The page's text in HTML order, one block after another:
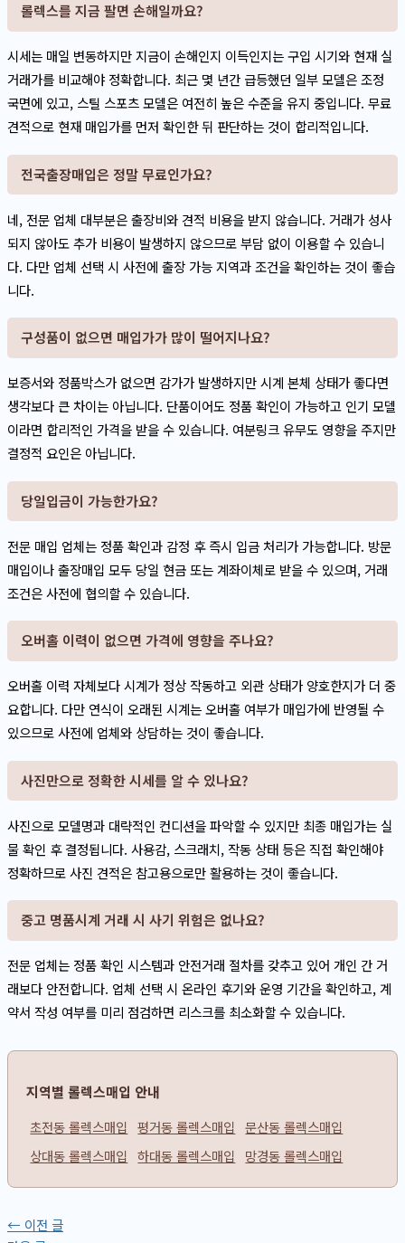
롤렉스를 지금 팔면 손해일까요?
시세는 매일 변동하지만 지금이 손해인지 이득인지는 구입 시기와 현재 실
거래가를 비교해야 정확합니다. 최근 몇 년간 급등했던 일부 모델은 조정
국면에 있고, 스틸 스포츠 모델은 여전히 높은 수준을 유지 중입니다. 무료
견적으로 현재 매입가를 먼저 확인한 뒤 판단하는 것이 합리적입니다.
전국출장매입은 정말 무료인가요?
네, 전문 업체 대부분은 출장비와 견적 비용을 받지 않습니다. 거래가 성사
되지 않아도 추가 비용이 발생하지 않으므로 부담 없이 이용할 수 있습니
다. 다만 업체 선택 시 사전에 출장 가능 지역과 조건을 확인하는 것이 좋습
니다.
구성품이 없으면 매입가가 많이 떨어지나요?
보증서와 정품박스가 없으면 감가가 발생하지만 시계 본체 상태가 좋다면
생각보다 큰 차이는 아닙니다. 단품이어도 정품 확인이 가능하고 인기 모델
이라면 합리적인 가격을 받을 수 있습니다. 여분링크 유무도 영향을 주지만
결정적 요인은 아닙니다.
당일입금이 가능한가요?
전문 매입 업체는 정품 확인과 감정 후 즉시 입금 처리가 가능합니다. 방문
매입이나 출장매입 모두 당일 현금 또는 계좌이체로 받을 수 있으며, 거래
조건은 사전에 협의할 수 있습니다.
오버홀 이력이 없으면 가격에 영향을 주나요?
오버홀 이력 자체보다 시계가 정상 작동하고 외관 상태가 양호한지가 더 중
요합니다. 다만 연식이 오래된 시계는 오버홀 여부가 매입가에 반영될 수
있으므로 사전에 업체와 상담하는 것이 좋습니다.
사진만으로 정확한 시세를 알 수 있나요?
사진으로 모델명과 대략적인 컨디션을 파악할 수 있지만 최종 매입가는 실
물 확인 후 결정됩니다. 사용감, 스크래치, 작동 상태 등은 직접 확인해야
정확하므로 사진 견적은 참고용으로만 활용하는 것이 좋습니다.
중고 명품시계 거래 시 사기 위험은 없나요?
전문 업체는 정품 확인 시스템과 안전거래 절차를 갖추고 있어 개인 간 거
래보다 안전합니다. 업체 선택 시 온라인 후기와 운영 기간을 확인하고, 계
약서 작성 여부를 미리 점검하면 리스크를 최소화할 수 있습니다.
지역별 롤렉스매입 안내
초전동 롤렉스매입 평거동 롤렉스매입 문산동 롤렉스매입
상대동 롤렉스매입 하대동 롤렉스매입 망경동 롤렉스매입
← 이전 글